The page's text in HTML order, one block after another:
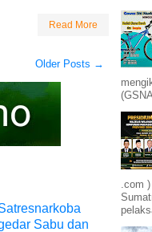
Read More
Older Posts →
Sabu dan
.com